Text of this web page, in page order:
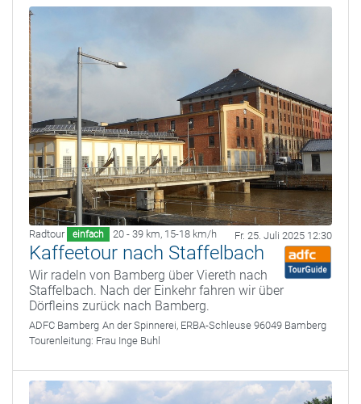
Radtour einfach 20 - 39 km, 15-18 km/h Fr. 25. Juli 2025 12:30
Kaffeetour nach Staffelbach
Wir radeln von Bamberg über Viereth nach
Staffelbach. Nach der Einkehr fahren wir über
Dörfleins zurück nach Bamberg.
ADFC Bamberg An der Spinnerei, ERBA-Schleuse 96049 Bamberg
Tourenleitung: Frau Inge Buhl